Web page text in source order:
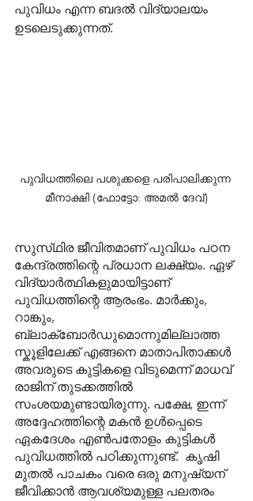
പുവിധം എന്ന ബദൽ വിദ്യാലയം
ഉടലെടുക്കുന്നത്.
പുവിധത്തിലെ പശുക്കളെ പരിപാലിക്കുന്ന
മീനാക്ഷി (ഫോട്ടോ: അമൽ ദേവ്)
സുസ്‌ഥിര ജീവിതമാണ് പുവിധം പഠന
കേന്ദ്രത്തിന്റെ പ്രധാന ലക്ഷ്യം. ഏഴ്
വിദ്യാര്‍ത്ഥികളുമായിട്ടാണ്
പുവിധത്തിന്റെ ആരംഭം. മാർക്കും,
റാങ്കും,
ബ്ലാക്‌ബോർഡുമൊന്നുമില്ലാത്ത
സ്കൂളിലേക്ക് എങ്ങനെ മാതാപിതാക്കൾ
അവരുടെ കുട്ടികളെ വിടുമെന്ന് മാധവ്
രാജിന് തുടക്കത്തിൽ
സംശയമുണ്ടായിരുന്നു. പക്ഷേ, ഇന്ന്
അദ്ദേഹത്തിന്റെ മകൻ ഉൾപ്പെടെ
ഏകദേശം എൺപതോളം കുട്ടികൾ
പുവിധത്തിൽ പഠിക്കുന്നുണ്ട്.  കൃഷി
മുതൽ പാചകം വരെ ഒരു മനുഷ്യന്
ജീവിക്കാൻ ആവശ്യമുള്ള പലതരം